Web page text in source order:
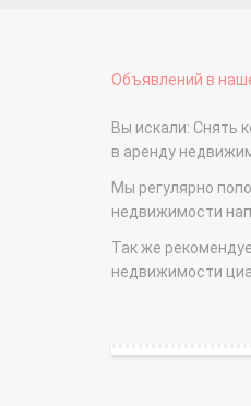
Объявлений в
Вы искали: Снять
в аренду
Мы регулярно
недвижимости
Так же
недвижимости